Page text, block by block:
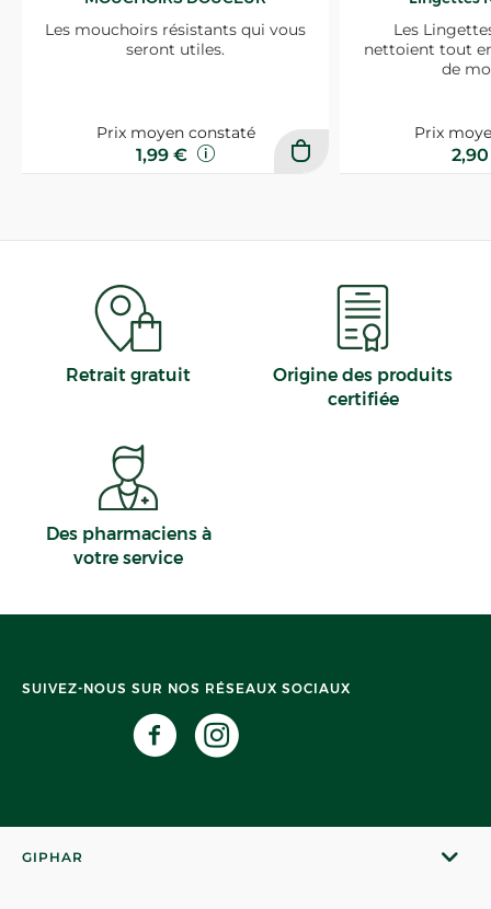
Les mouchoirs résistants qui vous
seront utiles.
Prix moyen constaté
1,99 €
Les
nettoient tout
de
Prix
Retrait gratuit
Origine des produits
certifiée
Des pharmaciens à
votre service
SUIVEZ-NOUS SUR NOS RÉSEAUX SOCIAUX
GIPHAR